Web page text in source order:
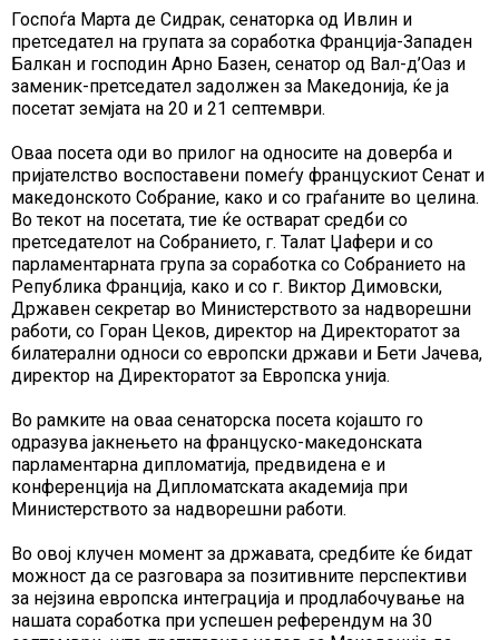
Госпоѓа Марта де Сидрак, сенаторка од Ивлин и
претседател на групата за соработка Франција-Западен
Балкан и господин Арно Базен, сенатор од Вал-д’Оаз и
заменик-претседател задолжен за Македонија, ќе ја
посетат земјата на 20 и 21 септември.
Оваа посета оди во прилог на односите на доверба и
пријателство воспоставени помеѓу францускиот Сенат и
македонското Собрание, како и со граѓаните во целина.
Во текот на посетата, тие ќе остварат средби со
претседателот на Собранието, г. Талат Џафери и со
парламентарната група за соработка со Собранието на
Република Франција, како и со г. Виктор Димовски,
Државен секретар во Министерството за надворешни
работи, со Горан Цеков, директор на Директоратот за
билатерални односи со европски држави и Бети Јачева,
директор на Директоратот за Европска унија.
Во рамките на оваа сенаторска посета којашто го
одразува јакнењето на француско-македонската
парламентарна дипломатија, предвидена е и
конференција на Дипломатската академија при
Министерството за надворешни работи.
Во овој клучен момент за државата, средбите ќе бидат
можност да се разговара за позитивните перспективи
за нејзина европска интеграција и продлабочување на
нашата соработка при успешен референдум на 30